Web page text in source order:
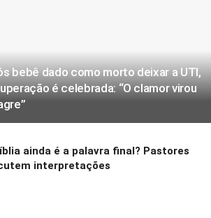
bebê dado como morto deixar a UTI,
é celebrada: “O clamor virou
ainda é a palavra final? Pastores
interpretações